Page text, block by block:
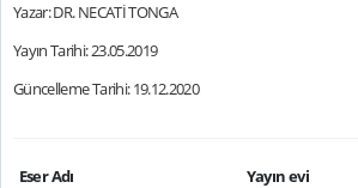
Yazar: DR. NECATİ TONGA
Yayın Tarihi: 23.05.2019
Güncelleme Tarihi: 19.12.2020
Eser Adı Yayın evi